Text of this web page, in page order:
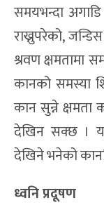
समयभन्दा
राख्नुपरेको,
श्रवण क्षमतामा
कानको समस्या
कान सुन्ने
देखिन सक्छ ।
देखिने भनेको
ध्वनि प्रदषण